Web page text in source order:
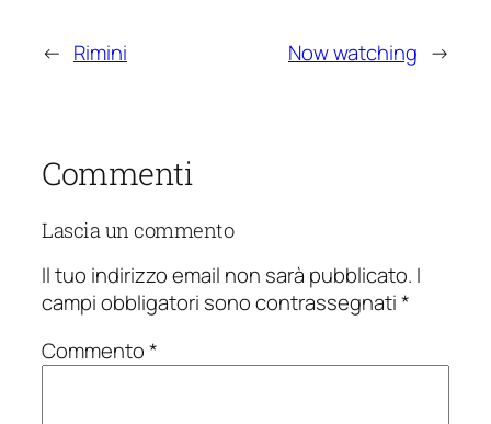
← Rimini Now watching →
Commenti
Lascia un commento
Il tuo indirizzo email non sarà pubblicato. I
campi obbligatori sono contrassegnati*
Commento*